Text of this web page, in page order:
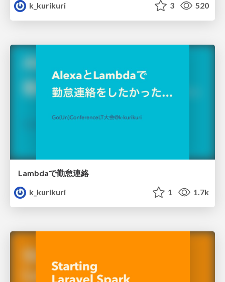
k_kurikuri
3 520
Lambdaで勤怠連絡
k_kurikuri
1 1.7k